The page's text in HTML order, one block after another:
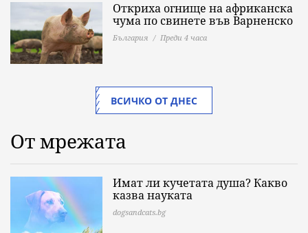
Откриха огнище на африканска
чума по свинете във Варненско
България Преди 4 часа
ВСИЧКО ОТ ДНЕС
От мрежата
Имат ли кучетата душа? Какво
казва науката
dogsandcats.bg